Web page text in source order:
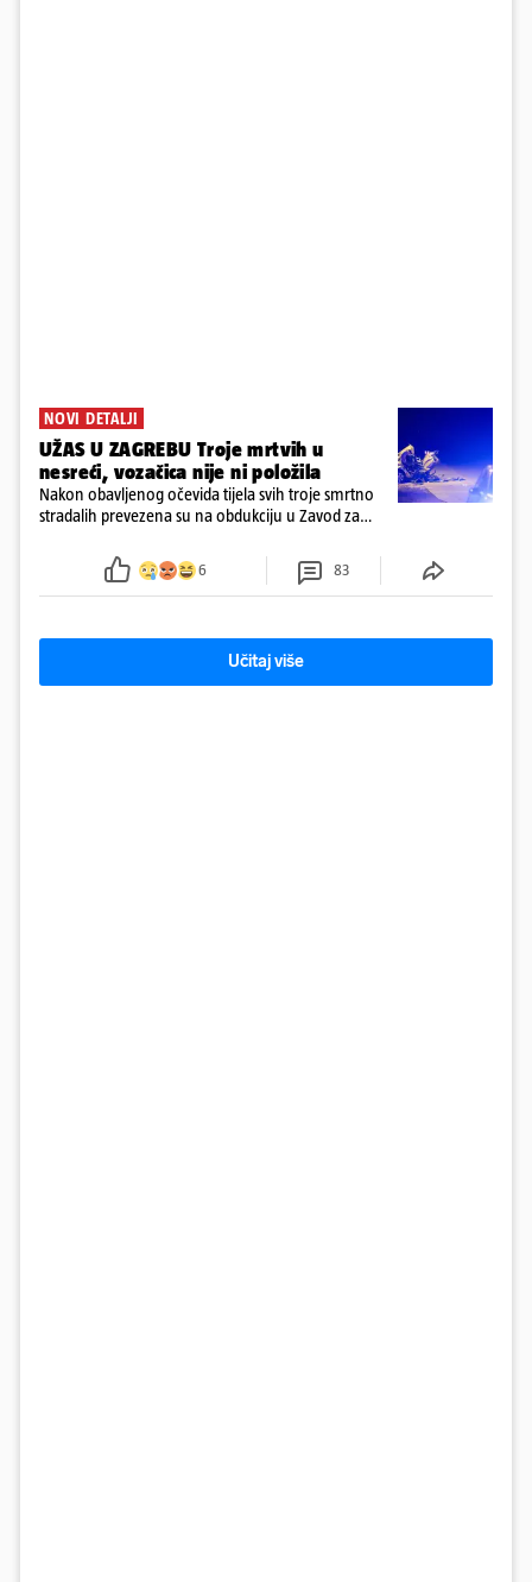
NOVI DETALJI
UŽAS U ZAGREBU Troje mrtvih u
nesreći, vozačica nije ni položila
Nakon obavljenog očevida tijela svih troje smrtno
stradalih prevezena su na obdukciju u Zavod za
policija nastavlja kriminalističko istraživanje
6 83
Učitaj više